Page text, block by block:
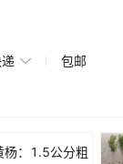
包邮
杨：1.5公分粗